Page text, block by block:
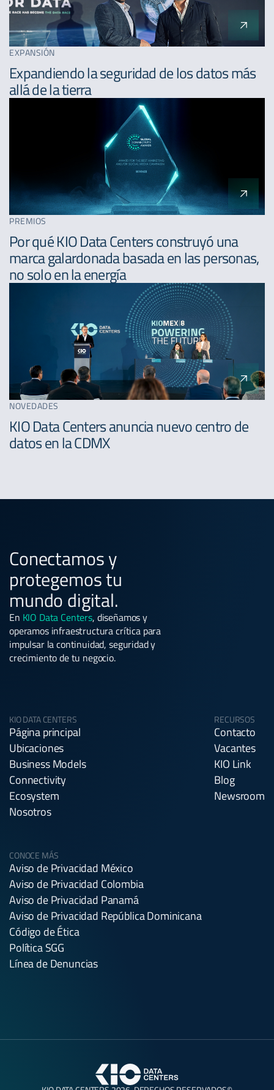
EXPANSIÓN
Expandiendo la seguridad de los datos más
allá de la tierra
PREMIOS
Por qué KIO Data Centers construyó una
marca galardonada basada en las personas,
no solo en la energía
NOVEDADES
KIO Data Centers anuncia nuevo centro de
datos en la CDMX
Conectamos y
protegemos tu
mundo digital.
En KIO Data Centers, diseñamos y
operamos infraestructura crítica para
impulsar la continuidad, seguridad y
crecimiento de tu negocio.
KIO DATA CENTERS
Página principal
Ubicaciones
Business Models
Connectivity
Ecosystem
Nosotros
RECURSOS
Contacto
Vacantes
KIO Link
Blog
Newsroom
CONOCE MÁS
Aviso de Privacidad México
Aviso de Privacidad Colombia
Aviso de Privacidad Panamá
Aviso de Privacidad República Dominicana
Código de Ética
Política SGG
Línea de Denuncias